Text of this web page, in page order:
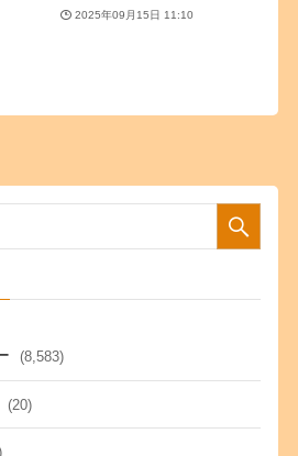
2025年09月15日 11:10
(8,583)
(20)